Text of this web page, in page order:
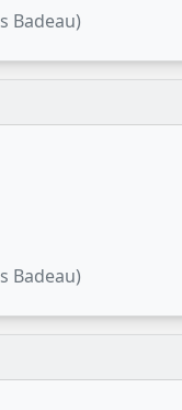
Badeau)
Badeau)